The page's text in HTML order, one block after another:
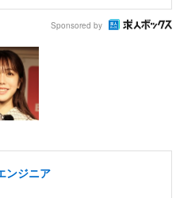
Sponsored by
ンジニア